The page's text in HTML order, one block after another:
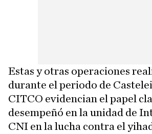
Estas y otras operaciones
durante el periodo de
CITCO evidencian el papel
desempeñó en la unidad de
CNI en la lucha contra el